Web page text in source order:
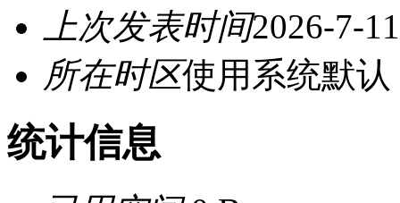
上次发表时间2026-7-
所在时区使用系统默认
统计信息